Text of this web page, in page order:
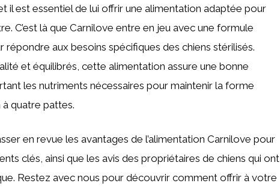
il est essentiel de lui offrir une alimentation adaptée pour
C’est là que Carnilove entre en jeu avec une formule
aux besoins spécifiques des chiens stérilisés.
et équilibrés, cette alimentation assure une bonne
les nutriments nécessaires pour maintenir la forme
quatre pattes.
en revue les avantages de l’alimentation Carnilove pour
clés, ainsi que les avis des propriétaires de chiens qui ont
Restez avec nous pour découvrir comment offrir à votre